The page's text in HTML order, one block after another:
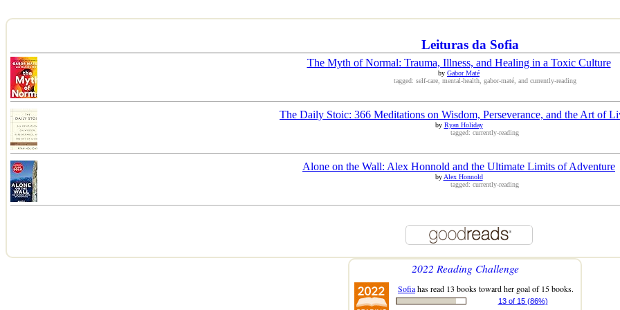
Leituras da Sofia
The Myth of Normal: Trauma, Illness, and Healing in a Toxic Culture
by Gabor Maté
tagged: self-care, mental-health, gabor-maté, and currently-reading
The Daily Stoic: 366 Meditations on Wisdom, Perseverance, and the Art of
by Ryan Holiday
tagged: currently-reading
Alone on the Wall: Alex Honnold and the Ultimate Limits of Adventure
by Alex Honnold
tagged: currently-reading
2022 Reading Challenge
Sofiahas read 13 books toward her goal of 15 books.
13 of 15 (86%)